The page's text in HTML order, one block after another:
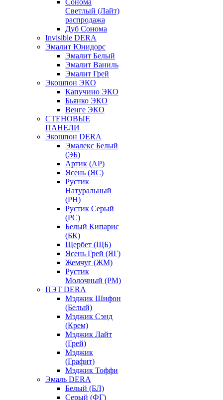
Сонома
Светлый (Лайт)
распродажа
Дуб Сонома
Invisible DERA
Эмалит Юнидорс
Эмалит Белый
Эмалит Ваниль
Эмалит Грей
Экошпон ЭКО
Капучино ЭКО
Бьянко ЭКО
Венге ЭКО
СТЕНОВЫЕ
ПАНЕЛИ
Экошпон DERA
Эмалекс Белый
(ЭБ)
Артик (АР)
Ясень (ЯС)
Рустик
Натуральный
(РН)
Рустик Серый
(РС)
Белый Кипарис
(БК)
Щербет (ЩБ)
Ясень Грей (ЯГ)
Жемчуг (ЖМ)
Рустик
Молочный (РМ)
ПЭТ DERA
Мэджик Шифон
(Белый)
Мэджик Сэнд
(Крем)
Мэджик Лайт
(Грей)
Мэджик
(Графит)
Мэджик Тоффи
Эмаль DERA
Белый (БЛ)
Серый (ФГ)